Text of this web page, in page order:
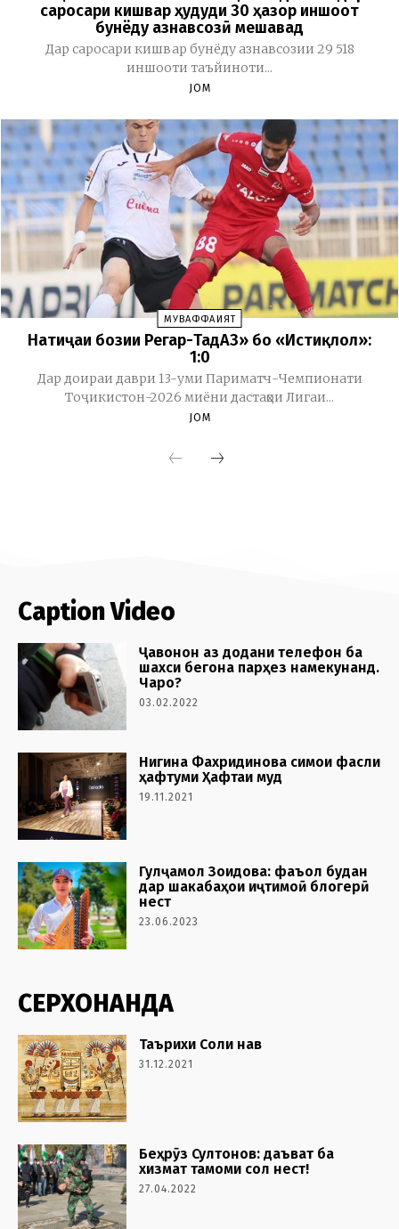
Caption Video
Ҷавонон аз додани телефон ба
шахси бегона парҳез намекунанд.
Чаро?
03.02.2022
Нигина Фахридинова симои фасли
ҳафтуми Ҳафтаи муд
19.11.2021
Гулҷамол Зоидова: фаъол будан
дар шакабаҳои иҷтимоӣ блогерӣ
нест
23.06.2023
СЕРХОНАНДА
Таърихи Соли нав
31.12.2021
Беҳрӯз Султонов: даъват ба
хизмат тамоми сол нест!
27.04.2022